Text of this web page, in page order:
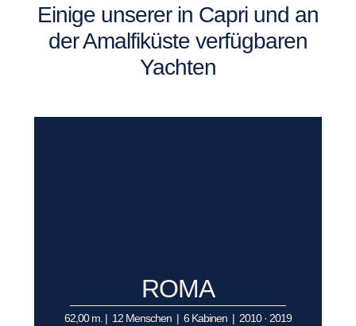
Einige unserer in Capri und an
der Amalfiküste verfügbaren
Yachten
ROMA
62,00 m. | 12 Menschen | 6 Kabinen | 2010 · 2019